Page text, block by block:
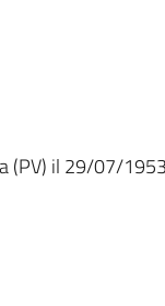
(PV) il 29/07/